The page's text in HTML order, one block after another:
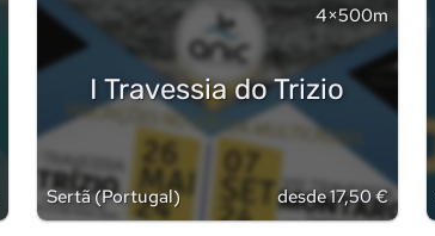
4×500m
I Travessia do Trizio
Sertã(Portugal) desde 17,50 €